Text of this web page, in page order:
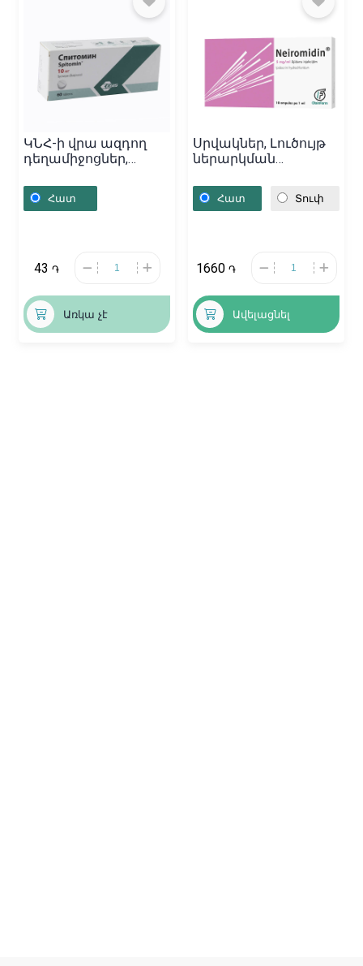
ԿՆՀ-ի վրա ազդող
դեղամիջոցներ,
«Эголанза» 10մգ,
Վենգրիա
Հատ
43 ֏
Առկա չէ
Սրվակներ, Լուծույթ
ներարկման
Բուլղարիա
Հատ Տուփ
1660 ֏
Ավելացնել